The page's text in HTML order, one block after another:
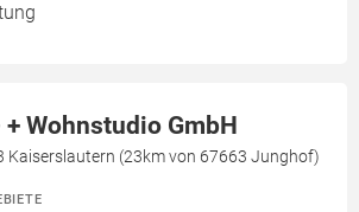
+ Wohnstudio GmbH
Kaiserslautern (23km von 67663 Junghof)